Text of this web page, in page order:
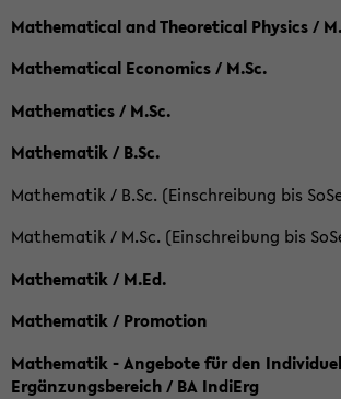
Mathematical and Theoretical Physics /
Mathematical Economics / M.Sc.
Mathematics / M.Sc.
Mathematik / B.Sc.
Mathematik / B.Sc. (Einschreibung bis
Mathematik / M.Sc. (Einschreibung bis
Mathematik / M.Ed.
Mathematik / Promotion
Mathematik - Angebote für den
Ergänzungsbereich / BA IndiErg